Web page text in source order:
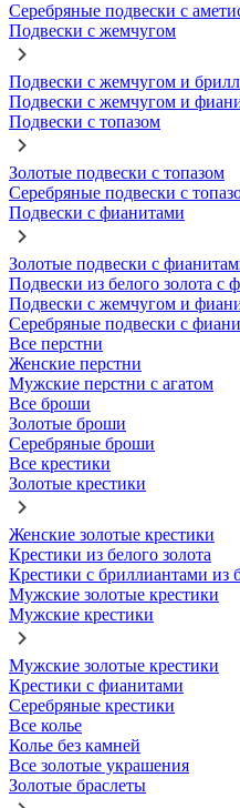
Серебряные подвески с
Подвески с жемчугом
Подвески с жемчугом и
Подвески с жемчугом и
Подвески с топазом
Золотые подвески с топазом
Серебряные подвески с
Подвески с фианитами
Золотые подвески с
Подвески из белого золота с
Подвески с жемчугом и
Серебряные подвески с
Все перстни
Женские перстни
Мужские перстни с агатом
Все броши
Золотые броши
Серебряные броши
Все крестики
Золотые крестики
Женские золотые крестики
Крестики из белого золота
Крестики с бриллиантами из
Мужские золотые крестики
Мужские крестики
Мужские золотые крестики
Крестики с фианитами
Серебряные крестики
Все колье
Колье без камней
Все золотые украшения
Золотые браслеты